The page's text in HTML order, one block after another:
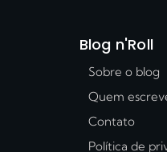
Blog n'Roll
Sobre o blog
Quem
Contato
Política de